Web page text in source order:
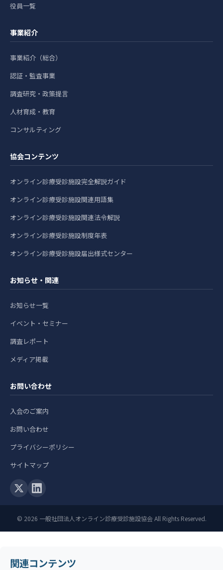
役員一覧
事業紹介
事業紹介（総合）
認証・監査事業
調査研究・政策提言
人材育成・教育
コンサルティング
協会コンテンツ
オンライン診療受診施設完全解説ガイド
オンライン診療受診施設関連用語集
オンライン診療受診施設関連法令解説
オンライン診療受診施設制度年表
オンライン診療受診施設届出様式センター
お知らせ・関連
お知らせ一覧
イベント・セミナー
調査レポート
メディア掲載
お問い合わせ
入会のご案内
お問い合わせ
プライバシーポリシー
サイトマップ
© 2026 一般社団法人オンライン診療受診施設協会 All Rights Reserved.
関連コンテンツ